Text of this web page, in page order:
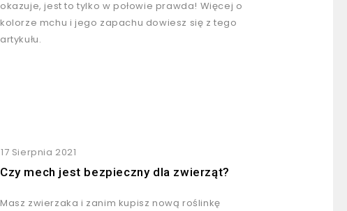
okazuje, jest to tylko w połowie prawda! Więcej o
kolorze mchu i jego zapachu dowiesz się z tego
artykułu.
17 Sierpnia 2021
Czy mech jest bezpieczny dla zwierząt?
Masz zwierzaka i zanim kupisz nową roślinkę